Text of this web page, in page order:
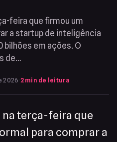
feira que firmou um
a startup de inteligência
bilhões em ações. O
de…
2026·2 min de leitura
terça-feira que
para comprar a